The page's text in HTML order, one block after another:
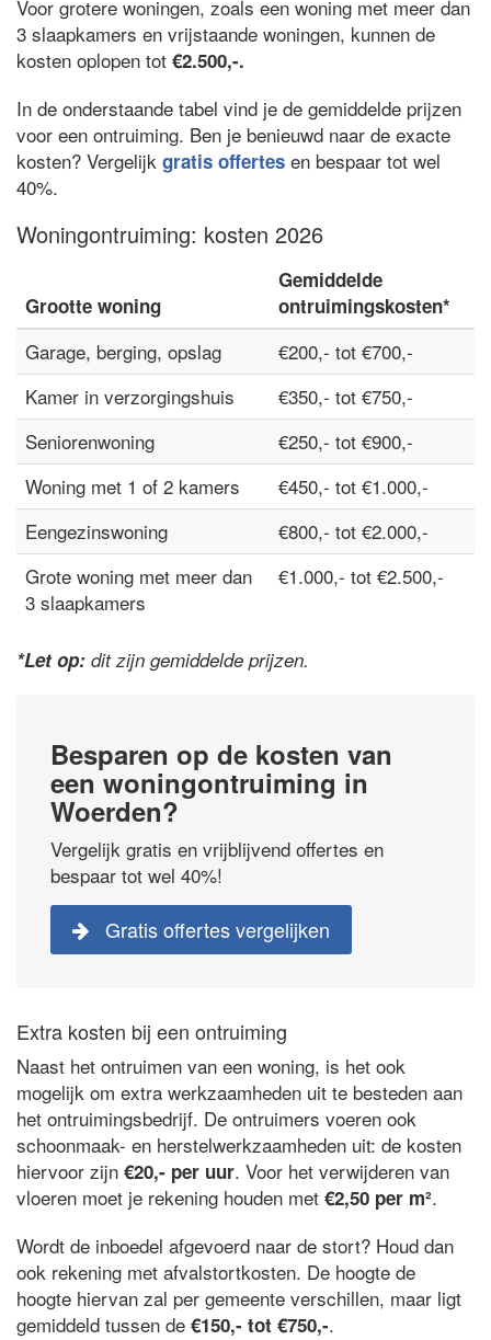
Voor grotere woningen, zoals een woning met meer dan
3 slaapkamers en vrijstaande woningen, kunnen de
kosten oplopen tot €2.500,-.
In de onderstaande tabel vind je de gemiddelde prijzen
voor een ontruiming. Ben je benieuwd naar de exacte
kosten? Vergelijk gratis offertes en bespaar tot wel
40%.
Woningontruiming: kosten 2026
Grootte woning
Gemiddelde
ontruimingskosten*
Garage, berging, opslag
€200,- tot €700,-
Kamer in verzorgingshuis
€350,- tot €750,-
Seniorenwoning
€250,- tot €900,-
Woning met 1 of 2 kamers
€450,- tot €1.000,-
Eengezinswoning
€800,- tot €2.000,-
Grote woning met meer dan
3 slaapkamers
€1.000,- tot €2.500,-
*Let op: dit zijn gemiddelde prijzen.
Besparen op de kosten van
een woningontruiming in
Woerden?
Vergelijk gratis en vrijblijvend offertes en
bespaar tot wel 40%!
Gratis offertes vergelijken
Extra kosten bij een ontruiming
Naast het ontruimen van een woning, is het ook
mogelijk om extra werkzaamheden uit te besteden aan
het ontruimingsbedrijf. De ontruimers voeren ook
schoonmaak- en herstelwerkzaamheden uit: de kosten
hiervoor zijn €20,- per uur. Voor het verwijderen van
vloeren moet je rekening houden met €2,50 per m².
Wordt de inboedel afgevoerd naar de stort? Houd dan
ook rekening met afvalstortkosten. De hoogte de
hoogte hiervan zal per gemeente verschillen, maar ligt
gemiddeld tussen de €150,- tot €750,-.